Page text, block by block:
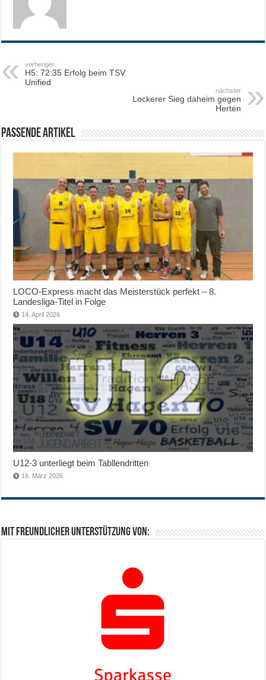
vorheriger
H5: 72:35 Erfolg beim TSV
Unified
nächster
Lockerer Sieg daheim gegen
Herten
Passende Artikel
LOCO-Express macht das Meisterstück perfekt – 8.
Landesliga-Titel in Folge
14. April 2026
U12-3 unterliegt beim Tabllendritten
16. März 2026
Mit freundlicher Unterstützung von: